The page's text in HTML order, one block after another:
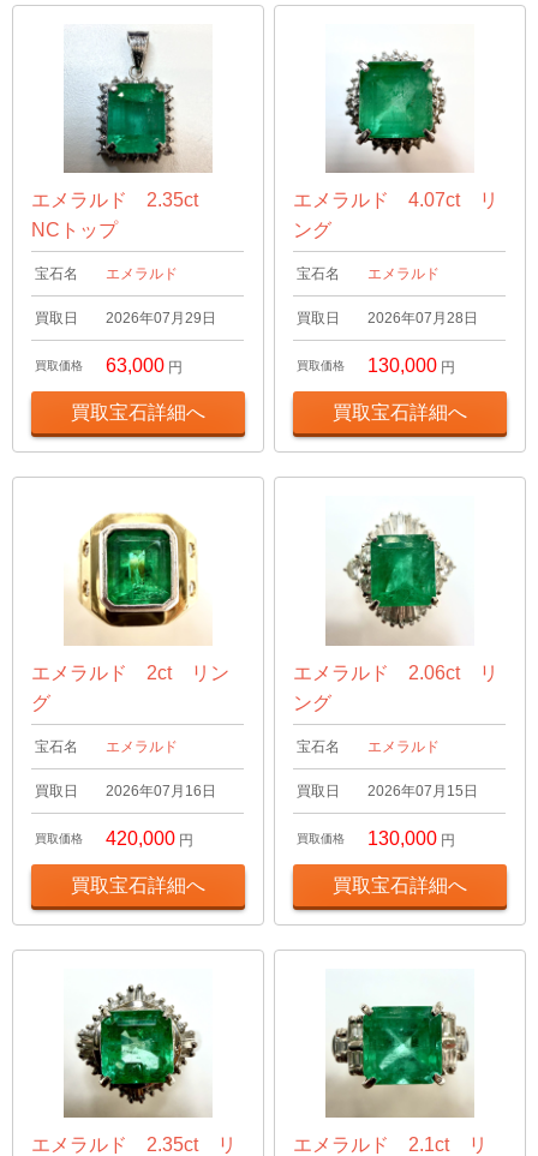
エメラルド 2.35ct
NCトップ
宝石名 エメラルド
買取日 2026年07月29日
買取価格 63,000 円
買取宝石詳細へ
エメラルド 4.07ct リ
ング
宝石名 エメラルド
買取日 2026年07月28日
買取価格 130,000 円
買取宝石詳細へ
エメラルド 2ct リン
グ
宝石名 エメラルド
買取日 2026年07月16日
買取価格 420,000 円
買取宝石詳細へ
エメラルド 2.06ct リ
ング
宝石名 エメラルド
買取日 2026年07月15日
買取価格 130,000 円
買取宝石詳細へ
エメラルド 2.35ct リ
エメラルド 2.1ct リ